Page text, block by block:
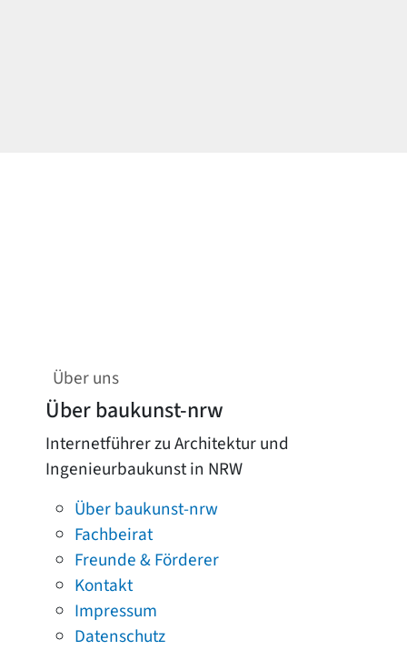
Über uns
Über baukunst-nrw
Internetführer zu Architektur und
Ingenieurbaukunst in NRW
Über baukunst-nrw
Fachbeirat
Freunde & Förderer
Kontakt
Impressum
Datenschutz